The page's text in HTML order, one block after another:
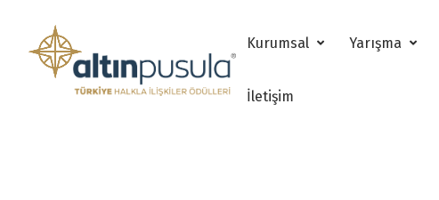
Kurumsal Yarışma
İletişim